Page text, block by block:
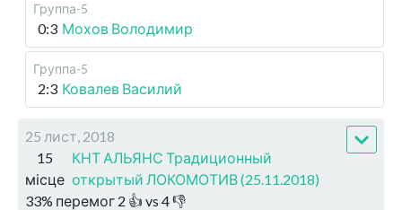
Группа-5
0:3 Мохов Володимир
Группа-5
2:3 Ковалев Василий
25 лист, 2018
15
місце
КНТ АЛЬЯНС Традиционный
открытый ЛОКОМОТИВ (25.11.2018)
33% перемог 2 👍 vs 4👎